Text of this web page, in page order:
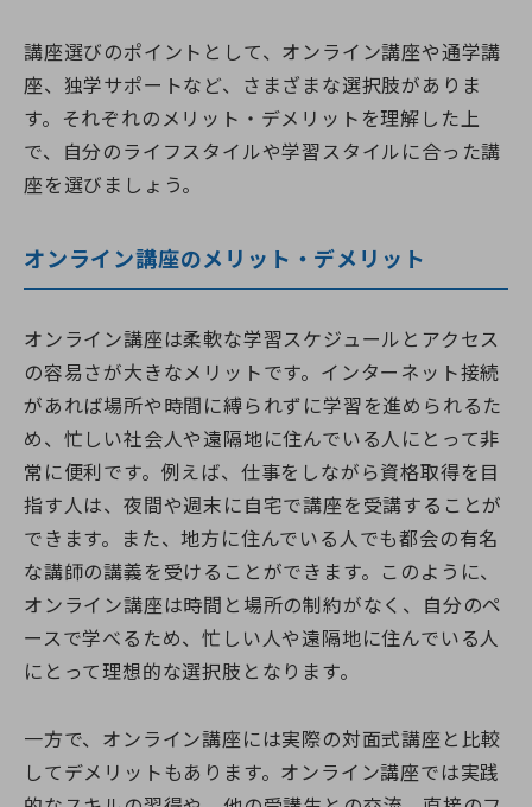
講座選びのポイントとして、オンライン講座や通学講
座、独学サポートなど、さまざまな選択肢がありま
す。それぞれのメリット・デメリットを理解した上
で、自分のライフスタイルや学習スタイルに合った講
座を選びましょう。
オンライン講座のメリット・デメリット
オンライン講座は柔軟な学習スケジュールとアクセス
の容易さが大きなメリットです。インターネット接続
があれば場所や時間に縛られずに学習を進められるた
め、忙しい社会人や遠隔地に住んでいる人にとって非
常に便利です。例えば、仕事をしながら資格取得を目
指す人は、夜間や週末に自宅で講座を受講することが
できます。また、地方に住んでいる人でも都会の有名
な講師の講義を受けることができます。このように、
オンライン講座は時間と場所の制約がなく、自分のペ
ースで学べるため、忙しい人や遠隔地に住んでいる人
にとって理想的な選択肢となります。
一方で、オンライン講座には実際の対面式講座と比較
してデメリットもあります。オンライン講座では実践